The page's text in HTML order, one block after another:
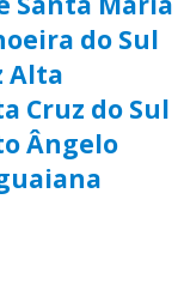
do Sul
Alta
Cruz do Sul
Ângelo